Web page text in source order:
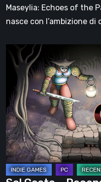
di
Maseylia: Echoes of the
nasce con l’ambizione di
Cesto
Recensione:
la
1.0
del
roguelite
di
Tambouille